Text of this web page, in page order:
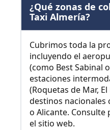
¿Qué zonas de
Taxi Almería?
Cubrimos toda la
incluyendo el
(como Best Sabinal
estaciones
(Roquetas de Mar,
destinos nacionales
o Alicante. Consulte
el sitio web.